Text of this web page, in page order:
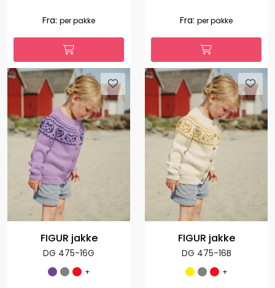
Fra: per pakke Fra: per pakke
FIGUR jakke
DG 475-16G
+
FIGUR jakke
DG 475-16B
+